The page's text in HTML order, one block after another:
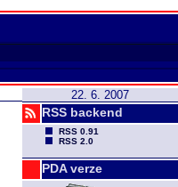
22. 6. 2007
RSS backend
RSS 0.91
RSS 2.0
PDA verze